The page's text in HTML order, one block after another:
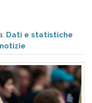
Dati e statistiche